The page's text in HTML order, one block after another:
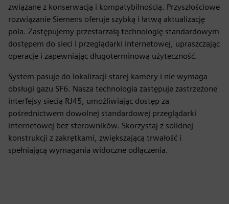
związane z konserwacją i kompatybilnością. Przyszłościowe
rozwiązanie Siemens oferuje szybką i łatwą aktualizację
pola. Zastępujemy przestarzałą technologię standardowym
dostępem do sieci i przeglądarki internetowej, upraszczając
operacje i zapewniając długoterminową użyteczność.
System pasuje do lokalizacji starej kamery i nie wymaga
obsługi gazu SF6. Nasza technologia zastępuje zastrzeżone
interfejsy siecią RJ45, umożliwiając dostęp za
pośrednictwem dowolnej standardowej przeglądarki
internetowej bez sterowników. Skorzystaj z solidnej
konstrukcji z zakrętkami, zwiększającą trwałość i
spełniającą wymagania widoczne odłączenia.